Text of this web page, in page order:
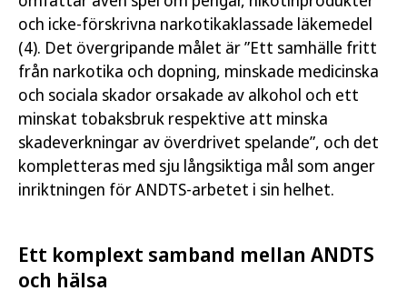
och icke-förskrivna narkotikaklassade läkemedel
(4). Det övergripande målet är ”Ett samhälle fritt
från narkotika och dopning, minskade medicinska
och sociala skador orsakade av alkohol och ett
minskat tobaksbruk respektive att minska
skadeverkningar av överdrivet spelande”, och det
kompletteras med sju långsiktiga mål som anger
inriktningen för ANDTS-arbetet i sin helhet.
Ett komplext samband mellan ANDTS
och hälsa